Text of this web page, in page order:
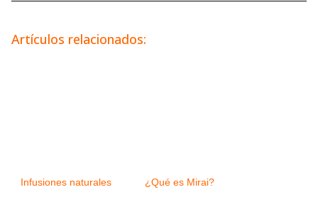
Artículos relacionados:
Infusiones naturales ¿Qué es Mirai?